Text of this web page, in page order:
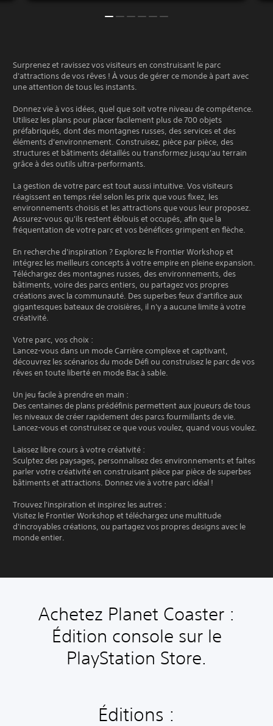
Surprenez et ravissez vos visiteurs en construisant le parc
d'attractions de vos rêves ! À vous de gérer ce monde à part avec
une attention de tous les instants.
Donnez vie à vos idées, quel que soit votre niveau de compétence.
Utilisez les plans pour placer facilement plus de 700 objets
préfabriqués, dont des montagnes russes, des services et des
éléments d'environnement. Construisez, pièce par pièce, des
structures et bâtiments détaillés ou transformez jusqu'au terrain
grâce à des outils ultra-performants.
La gestion de votre parc est tout aussi intuitive. Vos visiteurs
réagissent en temps réel selon les prix que vous fixez, les
environnements choisis et les attractions que vous leur proposez.
Assurez-vous qu'ils restent éblouis et occupés, afin que la
fréquentation de votre parc et vos bénéfices grimpent en flèche.
En recherche d'inspiration ? Explorez le Frontier Workshop et
intégrez les meilleurs concepts à votre empire en pleine expansion.
Téléchargez des montagnes russes, des environnements, des
bâtiments, voire des parcs entiers, ou partagez vos propres
créations avec la communauté. Des superbes feux d'artifice aux
gigantesques bateaux de croisières, il n'y a aucune limite à votre
créativité.
Votre parc, vos choix :
Lancez-vous dans un mode Carrière complexe et captivant,
découvrez les scénarios du mode Défi ou construisez le parc de vos
rêves en toute liberté en mode Bac à sable.
Un jeu facile à prendre en main :
Des centaines de plans prédéfinis permettent aux joueurs de tous
les niveaux de créer rapidement des parcs fourmillants de vie.
Lancez-vous et construisez ce que vous voulez, quand vous voulez.
Laissez libre cours à votre créativité :
Sculptez des paysages, personnalisez des environnements et faites
parler votre créativité en construisant pièce par pièce de superbes
bâtiments et attractions. Donnez vie à votre parc idéal !
Trouvez l'inspiration et inspirez les autres :
Visitez le Frontier Workshop et téléchargez une multitude
d'incroyables créations, ou partagez vos propres designs avec le
monde entier.
Achetez Planet Coaster :
Édition console sur le
PlayStation Store.
Éditions :